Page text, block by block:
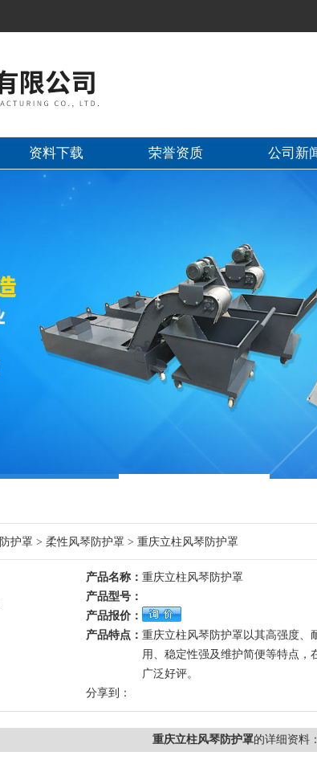
资料下载 荣誉资质 公司新
护罩 > 柔性风琴防护罩 > 重庆立柱风琴防护罩
产品名称： 重庆立柱风琴防护罩
产品型号：
产品报价：
产品特点： 重庆立柱风琴防护罩以其高强度、
用、稳定性强及维护简便等特点，
广泛好评。
分享到：
重庆立柱风琴防护罩的详细资料：